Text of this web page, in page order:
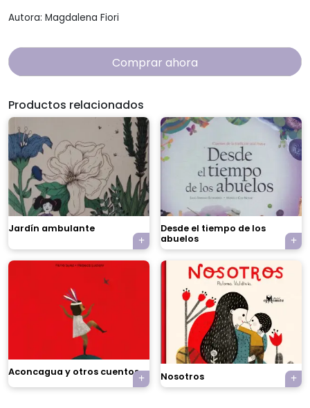
Autora: Magdalena Fiori
Comprar ahora
Productos relacionados
Jardín ambulante
Desde el tiempo de los
abuelos
Aconcagua y otros cuentos Nosotros
×
Tu carrito está vacío.